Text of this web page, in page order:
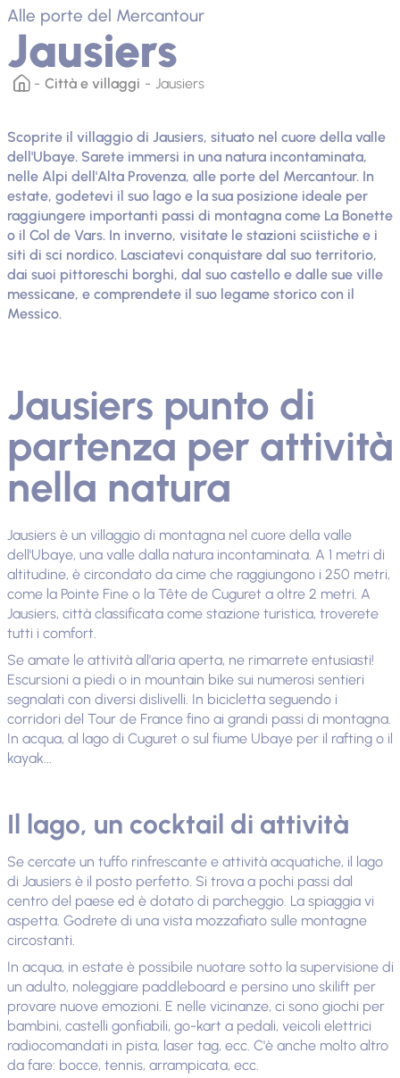
Jausiers
Alle porte del Mercantour
Città e villaggi Jausiers
Scoprite il villaggio di Jausiers, situato nel cuore della valle
dell'Ubaye. Sarete immersi in una natura incontaminata,
nelle Alpi dell'Alta Provenza, alle porte del Mercantour. In
estate, godetevi il suo lago e la sua posizione ideale per
raggiungere importanti passi di montagna come La Bonette
o il Col de Vars. In inverno, visitate le stazioni sciistiche e i
siti di sci nordico. Lasciatevi conquistare dal suo territorio,
dai suoi pittoreschi borghi, dal suo castello e dalle sue ville
messicane, e comprendete il suo legame storico con il
Messico.
Jausiers punto di
partenza per attività
nella natura
Jausiers è un villaggio di montagna nel cuore della valle
dell'Ubaye, una valle dalla natura incontaminata. A 1 metri di
altitudine, è circondato da cime che raggiungono i 250 metri,
come la Pointe Fine o la Tête de Cuguret a oltre 2 metri. A
Jausiers, città classificata come stazione turistica, troverete
tutti i comfort.
Se amate le attività all'aria aperta, ne rimarrete entusiasti!
Escursioni a piedi o in mountain bike sui numerosi sentieri
segnalati con diversi dislivelli. In bicicletta seguendo i
corridori del Tour de France fino ai grandi passi di montagna.
In acqua, al lago di Cuguret o sul fiume Ubaye per il rafting o il
kayak...
Il lago, un cocktail di attività
Se cercate un tuffo rinfrescante e attività acquatiche, il lago
di Jausiers è il posto perfetto. Si trova a pochi passi dal
centro del paese ed è dotato di parcheggio. La spiaggia vi
aspetta. Godrete di una vista mozzafiato sulle montagne
circostanti.
In acqua, in estate è possibile nuotare sotto la supervisione di
un adulto, noleggiare paddleboard e persino uno skilift per
provare nuove emozioni. E nelle vicinanze, ci sono giochi per
bambini, castelli gonfiabili, go-kart a pedali, veicoli elettrici
radiocomandati in pista, laser tag, ecc. C'è anche molto altro
da fare: bocce, tennis, arrampicata, ecc.